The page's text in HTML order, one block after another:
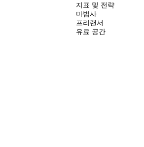
지표 및 전략
마법사
프리랜서
유료 공간